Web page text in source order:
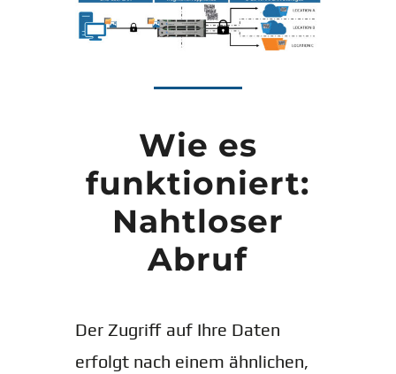
Wie es
funktioniert:
Nahtloser
Abruf
Der Zugriff auf Ihre Daten
erfolgt nach einem ähnlichen,